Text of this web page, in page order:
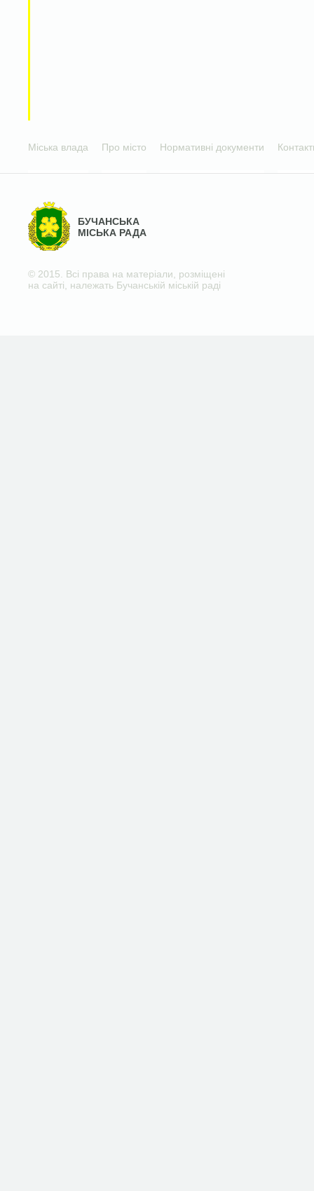
Міська влада Про місто Нормативні документи
БУЧАНСЬКА
МІСЬКА РАДА
© 2015. Всі права на матеріали, розміщені
на сайті, належать Бучанській міській раді